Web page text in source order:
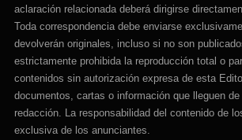
aclaración relacionada deberá dirigirse
Toda correspondencia debe enviarse
devolverán originales, incluso si no son
estrictamente prohibida la reproducción total o
contenidos sin autorización expresa de esta
documentos, cartas o información que lleguen
redacción. La responsabilidad del contenido de
exclusiva de los anunciantes.